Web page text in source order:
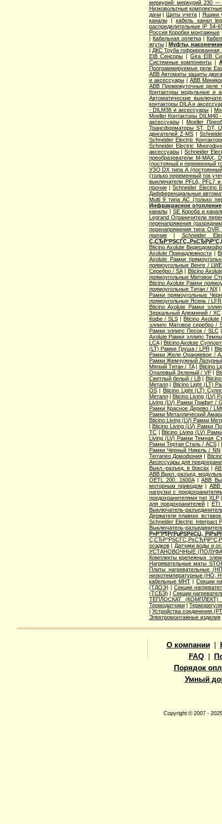
меркурий: меркурий 230 —
Низковольтные
дачи|Щиты учета |Ящики
каналы|кабель канал
распределительные IP 54-
Россия Коробки монтажные
| Кабельная оплетка|
жгуты| Муфты,
| ДКС Труба гофрированная
EIB Сенсоры |Gira EIB
Системные компоненты |
Программируемые реле
ABB Автоматы защиты
и аксессуары|ABB
ABB Промежуточные реле
Контакторы модульные и
Автоматические
контакторы DILA и
- DILM38 и аксессуары |
Moeller Контакторы DILM40
аксессуары|Moeller
Трансформаторы ST, DT,
двигателей Z-MS|
Schneider Electric
Schneider Electric
аксессуары|Schneider
преобразователи M-MAX,
(постояный и переменный
УЗО DX типа А
(только переменный ток
выключатели PFL6, PFL7 и
прочие|Schneider Electric
Дифференциальные
Multi 9 типа АС (только
Инфракрасное отопление
каналы| SE Короба и
Legrand Ограничители
перенапряжения
перенапряжения типа
прочие|Schneider
Bticino Axolute
Axolute Принадлежности |
Axolute Рамки
прямоугольные Венге / LWE
Серебро / SA|Bticino
прямоугольные Матовое
Bticino Axolute Рамки
прямоугольные Титан / NX|
Рамки прямоугольные
прямоугольные Ясень / LFR
Bticino Axolute Рамки
Зеркальный Алюминий / XC
Кофе / SLS|Bticino Axolute
эллипс Матовое серебро /
Рамки эллипс Песок / SLC
Axolute Рамки эллипс
LCA|Bticino Axolute
(LT) Рамки Груша / LPR|
Рамки Желе Оранжевое /
Рамки Жемчужный
Мягкий Титан / TA| Bticino
Опаловый Зеленый / VP|
Светлый белый / LB|
Металл| Bticino Light (LT)
OS| Bticino Light (LT)
Металл|Bticino Living (LV)
Living (LV) Рамки Графит /
Рамки Красное Дерево /
Рамки Металлический
Bticino Living (LV) Рамки
|Bticino Living (LV) Рамки
TC|Bticino Living (LV)
Living (LV) Рамки Темная
Рамки Тертая Сталь / ACS|
Рамки Черный Никель / NN
Terraneo Домофония|
Аксессуары для
Выкл.-разъед. в боксах |
ABB Выкл.-разъед.
OETL 200...1600A| ABB
моторным приводом | ABB
нагрузки с
предохранителями тип XLP
для предохранителей| ETI
Выключатель-
Держатели плавких
Schneider Electric Interpact
Выключатель-
Р»Р°Р¶РґРµРЅРёСЏ,
осадков| Датчики воды и
УСТАНОВОЧНЫЕ
Комплекты крепежных
Нагревательные маты
Плиты нагревательные
низкотемпературные
кабельные МНТ| Секции
(ТДОЭ) |Секции
(ТСБЭ) | Секции
ТЕПЛОСКАТ (КОМПЛЕКТ)
Термодатчики|
| Устройства соединения
Электромонтажные изделия
О компании|
FAQ
Порядок
Умный
Copyright © 2007 -